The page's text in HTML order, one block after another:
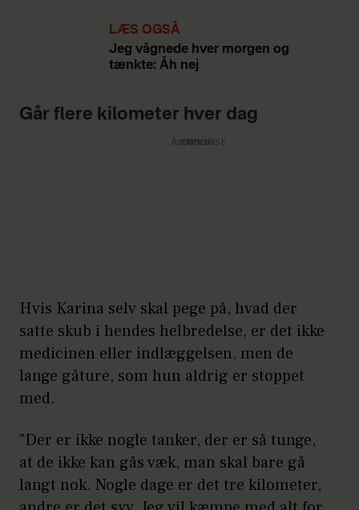
LÆS OGSÅ
Jeg vågnede hver morgen og
tænkte: Åh nej
Går flere kilometer hver dag
Annonce
Hvis Karina selv skal pege på, hvad der
satte skub i hendes helbredelse, er det ikke
medicinen eller indlæggelsen, men de
lange gåture, som hun aldrig er stoppet
med.
"Der er ikke nogle tanker, der er så tunge,
at de ikke kan gås væk, man skal bare gå
langt nok. Nogle dage er det tre kilometer,